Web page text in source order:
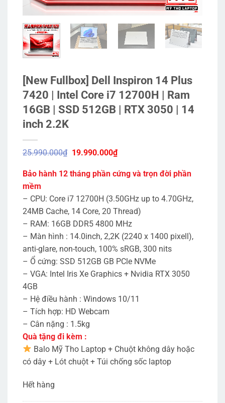
[New Fullbox] Dell Inspiron 14 Plus
7420 | Intel Core i7 12700H | Ram
16GB | SSD 512GB | RTX 3050 | 14
inch 2.2K
25.990.000₫ Giá
là:
25.990.000₫.
19.990.000₫Giá
hiện
tại
là:
Bảo hành 12 tháng phần cứng và trọn đời phần
mềm
– CPU: Core i7 12700H (3.50GHz up to 4.70GHz,
24MB Cache, 14 Core, 20 Thread)
– RAM: 16GB DDR5 4800 MHz
– Màn hình : 14.0inch, 2,2K (2240 x 1400 pixell),
anti-glare, non-touch, 100% sRGB, 300 nits
– Ổ cứng: SSD 512GB GB PCle NVMe
– VGA: Intel Iris Xe Graphics + Nvidia RTX 3050
4GB
– Hệ điều hành : Windows 10/11
– Tích hợp: HD Webcam
– Cân nặng : 1.5kg
Quà tặng đi kèm :
Balo Mỹ Tho Laptop + Chuột không dây hoặc
có dây + Lót chuột + Túi chống sốc laptop
Hết hàng